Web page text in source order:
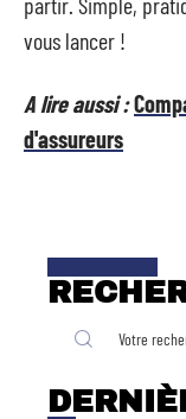
vous lancer !
A lire aussi :
d'assureurs